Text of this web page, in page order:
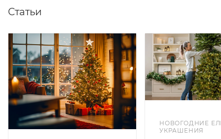
Статьи
НОВОГОДНИЕ
УКРАШЕНИЯ